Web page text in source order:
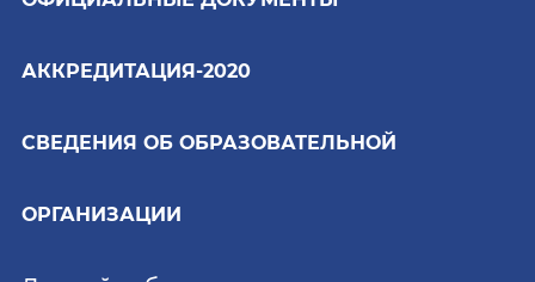
АККРЕДИТАЦИЯ-2020
СВЕДЕНИЯ ОБ ОБРАЗОВАТЕЛЬНОЙ
ОРГАНИЗАЦИИ